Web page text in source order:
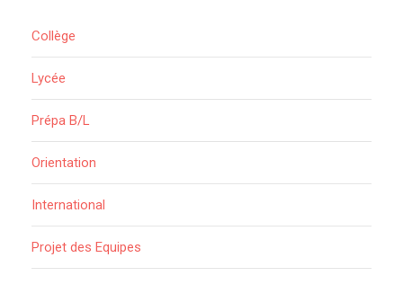
Collège
Lycée
Prépa B/L
Orientation
International
Projet des Equipes